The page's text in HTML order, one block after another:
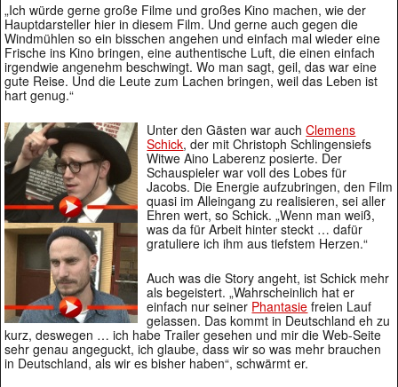
„Ich würde gerne große Filme und großes Kino machen, wie der
Hauptdarsteller hier in diesem Film. Und gerne auch gegen die
Windmühlen so ein bisschen angehen und einfach mal wieder eine
Frische ins Kino bringen, eine authentische Luft, die einen einfach
irgendwie angenehm beschwingt. Wo man sagt, geil, das war eine
gute Reise. Und die Leute zum Lachen bringen, weil das Leben ist
hart genug.“
Unter den Gästen war auchClemens
Schick, der mit Christoph Schlingensiefs
Witwe Aino Laberenz posierte. Der
Schauspieler war voll des Lobes für
Jacobs. Die Energie aufzubringen, den Film
quasi im Alleingang zu realisieren, sei aller
Ehren wert, so Schick. „Wenn man weiß,
was da für Arbeit hinter steckt … dafür
gratuliere ich ihm aus tiefstem Herzen.“
Auch was die Story angeht, ist Schick mehr
als begeistert. „Wahrscheinlich hat er
einfach nur seiner Phantasie freien Lauf
gelassen. Das kommt in Deutschland eh zu
kurz, deswegen … ich habe Trailer gesehen und mir die Web-Seite
sehr genau angeguckt, ich glaube, dass wir so was mehr brauchen
in Deutschland, als wir es bisher haben“, schwärmt er.